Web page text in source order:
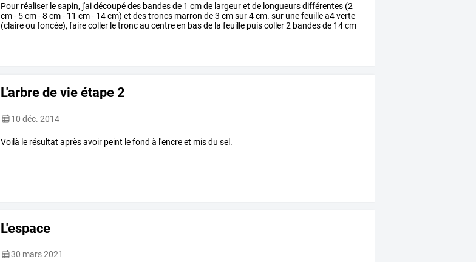
Pour réaliser lesapin, j'aidécoupédes bandesde 1 cmde largeuret de longueursdifférentes (2
cm- 5cm-8 cm- 11 cm- 14cm) et destroncs marron de3 cmsur4cm. sur unefeuillea4verte
(claireou foncée), fairecoller letroncau centreen basde la feuille puiscoller2 bandesde 14cm
puis
L'arbre de vie étape 2
10 déc. 2014
Voilà le résultat après avoir peint le fond à l'encre et mis du sel.
L'espace
30 mars 2021